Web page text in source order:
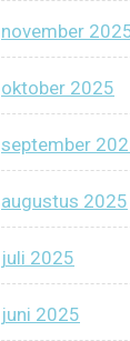
november
oktober 2025
september
augustus 2025
juli 2025
juni 2025